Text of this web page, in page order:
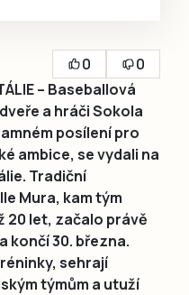
0
0
– Baseballová
a hráči Sokola
posílení pro
ambice, se vydali na
Tradiční
Mura, kam tým
20 let, začalo právě
končí 30. března.
sehrají
týmům a utuží